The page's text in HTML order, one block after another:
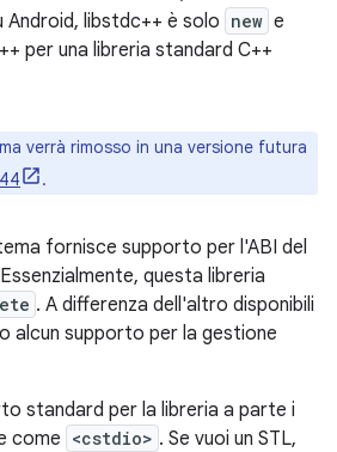
Android, libstdc++ è solo new e
per una libreria standard C++
verrà rimosso in una versione futura
.
fornisce supporto per l'ABI del
questa libreria
. A differenza dell'altro disponibili
alcun supporto per la gestione
standard per la libreria a parte i
come <cstdio> . Se vuoi un STL,